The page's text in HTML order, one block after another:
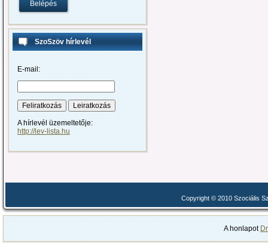
SzoSzöv hírlevél
E-mail:
A hírlevél üzemeltetője:
http://lev-lista.hu
Copyright © 2010 Szociális
A honlapot